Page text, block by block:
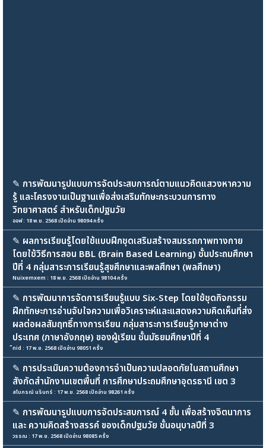
✎ การพัฒนารูปแบบการจัดประสบการณ์ตามแนวคิดแสวงหาความ
รู้ และโครงงานเป็นฐานเพื่อส่งเสริมทักษะกระบวนการทาง
วิทยาศาสตร์ สำหรับเด็กปฐมวัย
ออฟ : 18 พ.ย. 2568 เปิดอ่าน 98094 ครั้ง
✎ ผลการเรียนรู้โดยใช้แบบฝึกชุดเสริมสร้างสมรรถภาพทางกาย
โดยใช้วิธีการสอน BBL (Brain Based Learning) ชั้นประถมศึกษา
ปีที่ 4 กลุ่มสาระการเรียนรู้สุขศึกษาและพลศึกษา (พลศึกษา)
Nuixemxem : 18 พ.ย. 2568 เปิดอ่าน 98104 ครั้ง
✎ การพัฒนาการจัดการเรียนรู้แบบ Six-Step โดยใช้ชุดกิจกรรม
ฝึกทักษะการอ่านจับใจความเพื่อวิเคราะห์และแสดงความคิดเห็นที่ส่ง
ผลต่อผลสัมฤทธิ์ทางการเรียน กลุ่มสาระการเรียนรู้ภาษาต่าง
ประเทศ (ภาษาอังกฤษ) ของผู้เรียน ชั้นมัธยมศึกษาปีที่ 4
ืnid : 17 พ.ย. 2568 เปิดอ่าน 98051 ครั้ง
✎ การประเมินความต้องการจำเป็นความปลอดภัยในสถานศึกษา
สังกัดสำนักงานเขตพื้นที่ การศึกษาประถมศึกษาอุดรธานี เขต 3
สไบภรณ์ นรินทร์ : 17 พ.ย. 2568 เปิดอ่าน 98261 ครั้ง
✎ การพัฒนารูปแบบการจัดประสบการณ์ 4 ขั้น เพื่อสร้างจิตนาการ
และ ความคิดสร้างสรรค์ ของเด็กปฐมวัย ชั้นอนุบาลปีที่ 3
วรรณ : 17 พ.ย. 2568 เปิดอ่าน 98085 ครั้ง